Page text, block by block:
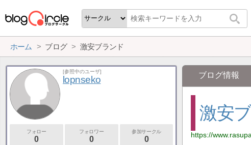
ホーム ブログ 激安ブランド
ブログ情報
激安
https://
[参照中のユーザ]
lopnseko
フォロー
0
フォロワー
0
参加サークル
0